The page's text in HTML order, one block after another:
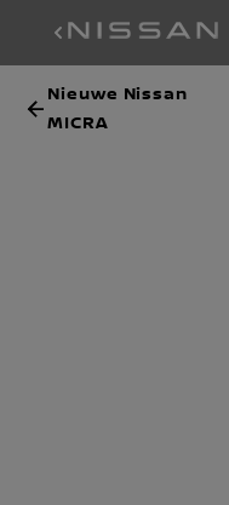
Nieuwe Nissan
MICRA